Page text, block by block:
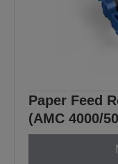
Paper Feed
(AMC 4000/